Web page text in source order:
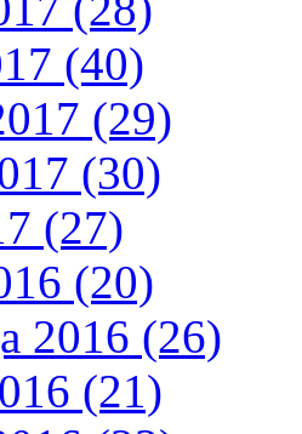
(40)
(29)
(30)
(27)
(20)
2016 (26)
(21)